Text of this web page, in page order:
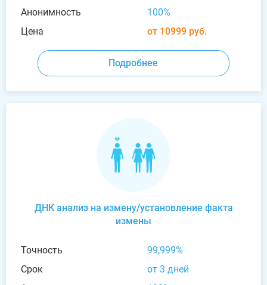
Анонимность
100%
Цена
от 10999 руб.
Подробнее
ДНК анализ на измену/установление факта
измены
Точность
99,999%
Срок
от 3 дней